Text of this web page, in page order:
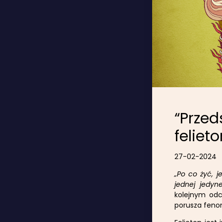
27-02-2024
„Po co żyć,
jednej
kolejnym
porusza